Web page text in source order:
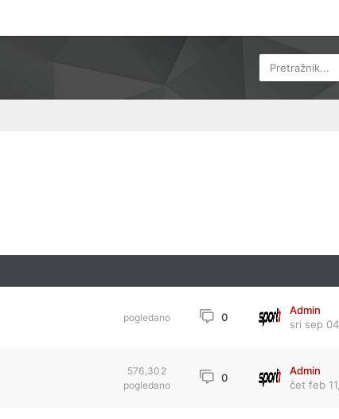
Pretražnik...
pogledano 0
Admin
sri sep
576,302
pogledano
0
Admin
čet feb